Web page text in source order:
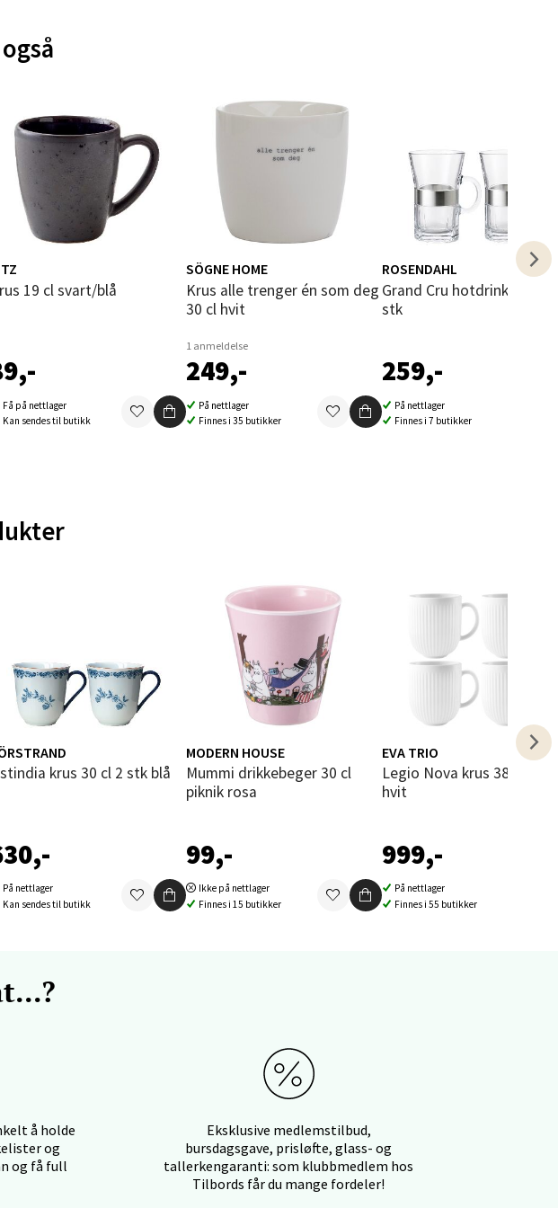
Krus 19 cl svart/blå
Få på nettlager
Kan sendes til butikk
SÖGNE HOME
Krus alle trenger én som deg
30 cl hvit
1 anmeldelse
249,-
På nettlager
Finnes i 35 butikker
ROSENDAHL
Grand Cru hotdrink 24 cl 2
stk
259,-
På nettlager
Finnes i 7 butikker
Ostindia krus 30 cl 2 stk blå
På nettlager
Kan sendes til butikk
MODERN HOUSE
Mummi drikkebeger 30 cl
piknik rosa
99,-
Ikke på nettlager
Finnes i 15 butikker
EVA TRIO
Legio Nova krus 38 cl 4 stk
hvit
999,-
På nettlager
Finnes i 55 butikker
å holde
og
og få full
Eksklusive medlemstilbud,
bursdagsgave, prisløfte, glass- og
tallerkengaranti: som klubbmedlem hos
Tilbords får du mange fordeler!
Velg